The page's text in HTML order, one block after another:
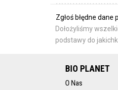
Zgłoś błędne dane
Dołożyliśmy
podstawy do
BIO PLANET
O Nas